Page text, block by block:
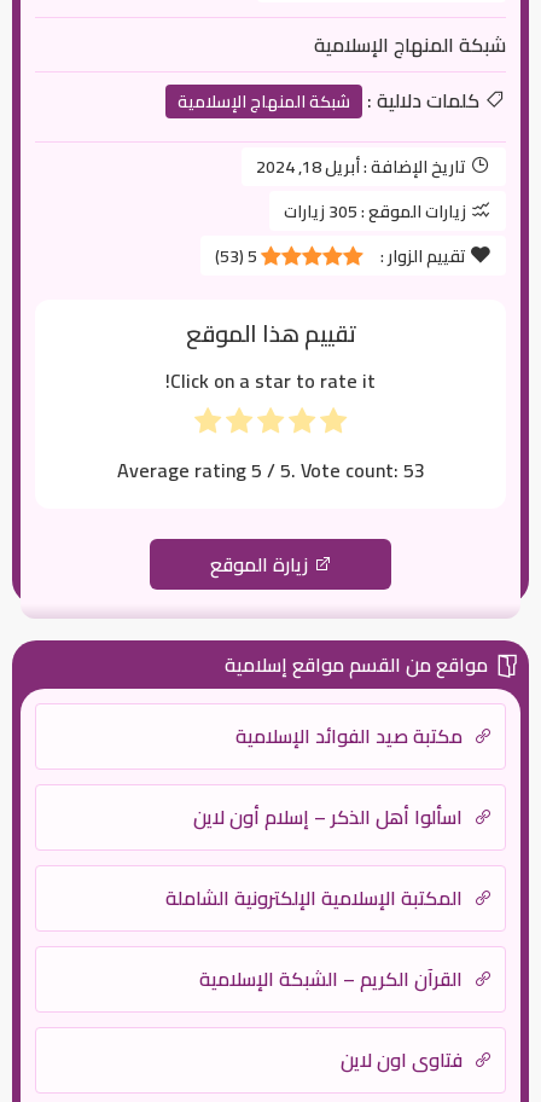
شبكة المنهاج الإسلامية
كلمات دلالية :
شبكة المنهاج الإسلامية
تاريخ الإضافة :أبريل 18, 2024
زيارات الموقع :305 زيارات
تقييم الزوار :
5
(
53
)
تقييم هذا الموقع
Click on a star to rate it!
Average rating5/ 5. Vote count:53
زيارة الموقع
مواقع من القسم مواقع إسلامية
مكتبة صيد الفوائد الإسلامية
اسألوا أهل الذكر – إسلام أون لاين
المكتبة الإسلامية الإلكترونية الشاملة
القرآن الكريم – الشبكة الإسلامية
فتاوى اون لاين